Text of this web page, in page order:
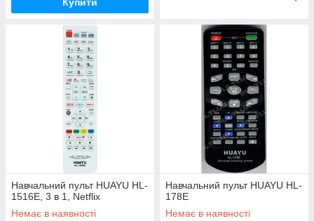
Навчальний пульт HUAYU HL-
1516E, 3 в 1, Netflix
Немає в наявності
Навчальний пульт HUAYU HL-
178E
Немає в наявності